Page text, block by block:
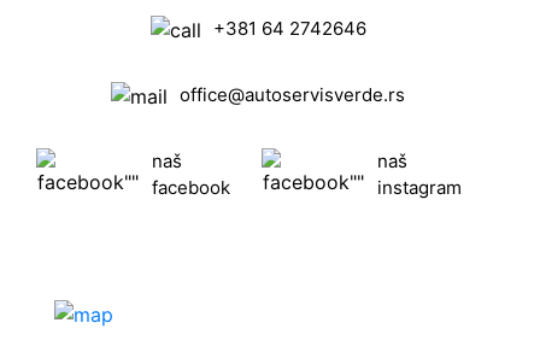
+381 64 2742646
office@autoservisverde.rs
naš
facebook
naš
instagram